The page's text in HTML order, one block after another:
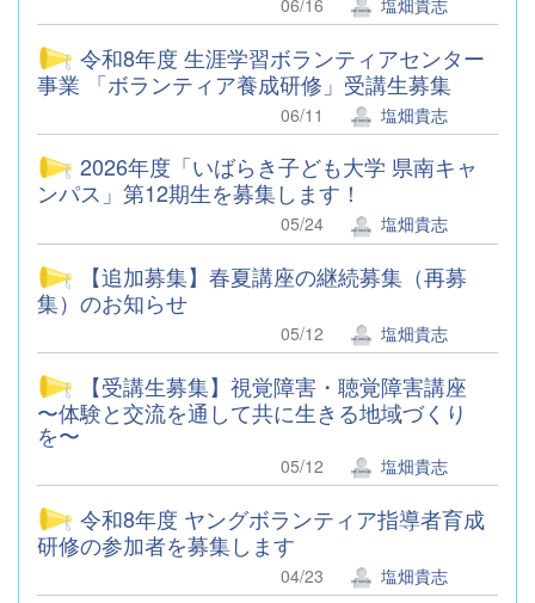
令和8年度 生涯学習ボランティアセンター
事業 「ボランティア養成研修」受講生募集
06/11 塩畑貴志
2026年度「いばらき子ども大学 県南キャ
ンパス」第12期生を募集します！
05/24 塩畑貴志
【追加募集】春夏講座の継続募集（再募
集）のお知らせ
05/12 塩畑貴志
【受講生募集】視覚障害・聴覚障害講座
〜体験と交流を通して共に生きる地域づくり
を〜
05/12 塩畑貴志
令和8年度 ヤングボランティア指導者育成
研修の参加者を募集します
04/23 塩畑貴志